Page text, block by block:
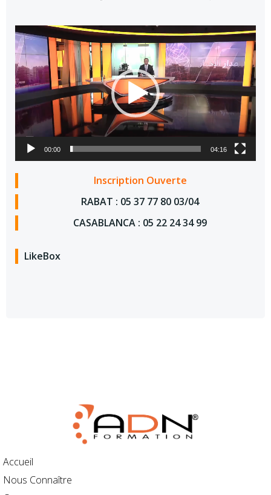
Lecteur
vidéo
00:00 04:16
Inscription Ouverte
RABAT : 05 37 77 80 03/04
CASABLANCA : 05 22 24 34 99
LikeBox
Accueil
Nous Connaître